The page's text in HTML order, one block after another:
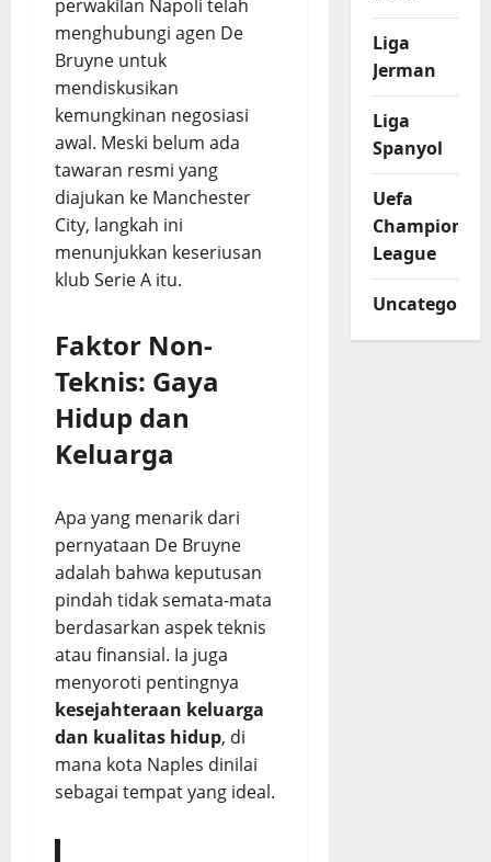
perwakilan Napoli telah
menghubungi agen De
Bruyne untuk
mendiskusikan
kemungkinan negosiasi
awal. Meski belum ada
tawaran resmi yang
diajukan ke Manchester
City, langkah ini
menunjukkan keseriusan
klub Serie A itu.
Faktor Non-
Teknis: Gaya
Hidup dan
Keluarga
Apa yang menarik dari
pernyataan De Bruyne
adalah bahwa keputusan
pindah tidak semata-mata
berdasarkan aspek teknis
atau finansial. Ia juga
menyoroti pentingnya
kesejahteraan keluarga
dan kualitas hidup, di
mana kota Naples dinilai
sebagai tempat yang ideal.
Liga
Jerman
Liga
Spanyol
Uefa
Champions
League